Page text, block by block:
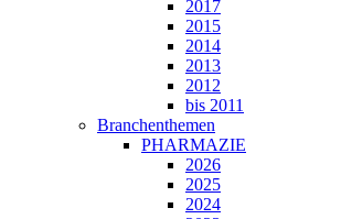
2017
2015
2014
2013
2012
bis 2011
Branchenthemen
PHARMAZIE
2026
2025
2024